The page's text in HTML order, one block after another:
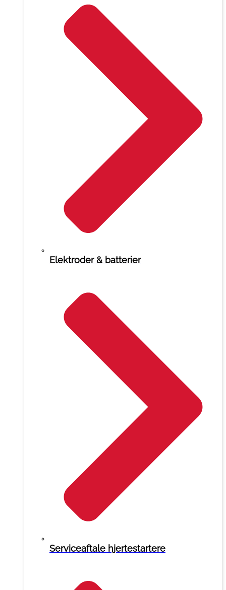
Elektroder & batterier
Serviceaftale hjertestartere